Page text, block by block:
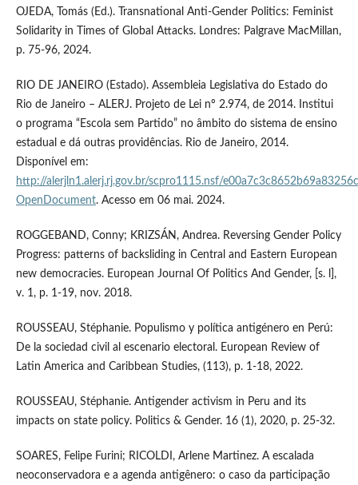
OJEDA, Tomás (Ed.). Transnational Anti-Gender Politics: Feminist
Solidarity in Times of Global Attacks. Londres: Palgrave MacMillan,
p. 75-96, 2024.
RIO DE JANEIRO (Estado). Assembleia Legislativa do Estado do
Rio de Janeiro – ALERJ. Projeto de Lei nº 2.974, de 2014. Institui
o programa “Escola sem Partido” no âmbito do sistema de ensino
estadual e dá outras providências. Rio de Janeiro, 2014.
Disponível em:
http://alerjln1.alerj.rj.gov.br/scpro1115.nsf/
OpenDocument. Acesso em 06 mai. 2024.
ROGGEBAND, Conny; KRIZSÁN, Andrea. Reversing Gender Policy
Progress: patterns of backsliding in Central and Eastern European
new democracies. European Journal Of Politics And Gender, [s. l],
v. 1, p. 1-19, nov. 2018.
ROUSSEAU, Stéphanie. Populismo y política antigénero en Perú:
De la sociedad civil al escenario electoral. European Review of
Latin America and Caribbean Studies, (113), p. 1-18, 2022.
ROUSSEAU, Stéphanie. Antigender activism in Peru and its
impacts on state policy. Politics & Gender. 16 (1), 2020, p. 25-32.
SOARES, Felipe Furini; RICOLDI, Arlene Martinez. A escalada
neoconservadora e a agenda antigênero: o caso da participação